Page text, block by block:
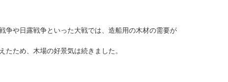
争や日露戦争といった大戦では、造船用の木材の需要が
たため、木場の好景気は続きました。